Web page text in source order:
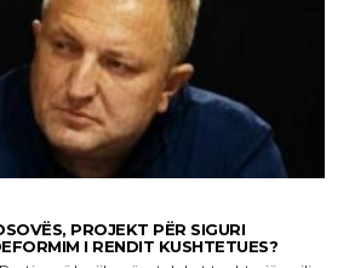
PROJEKT PËR SIGURI
I RENDIT KUSHTETUES?